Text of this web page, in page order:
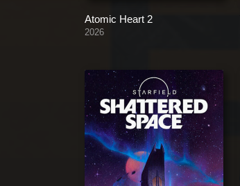
Atomic Heart 2
2026